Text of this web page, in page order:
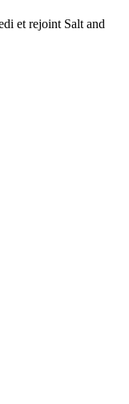
et rejoint Salt and